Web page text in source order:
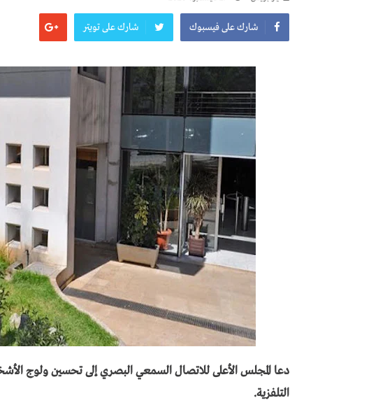
شارك على فيسبوك شارك على تويتر
دعا المجلس الأعلى للاتصال السمعي البصري إلى تحسين ولوج
التلفزية.